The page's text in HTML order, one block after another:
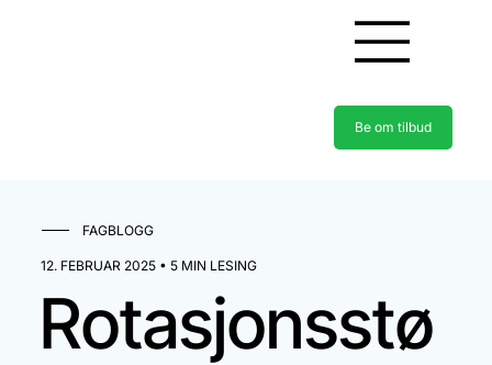
Be om tilbud
FAGBLOGG
12. FEBRUAR 2025 • 5 MIN LESING
Rotasjonsstø